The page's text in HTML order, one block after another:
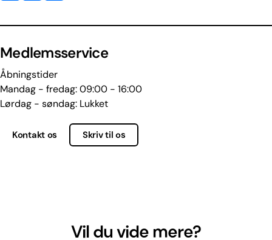
Medlemsservice
Åbningstider
Mandag - fredag: 09:00 - 16:00
Lørdag - søndag: Lukket
Kontakt os Skriv til os
Vil du vide mere?